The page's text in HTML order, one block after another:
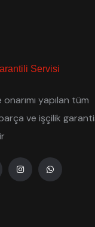
yapılan tüm
ve işçilik